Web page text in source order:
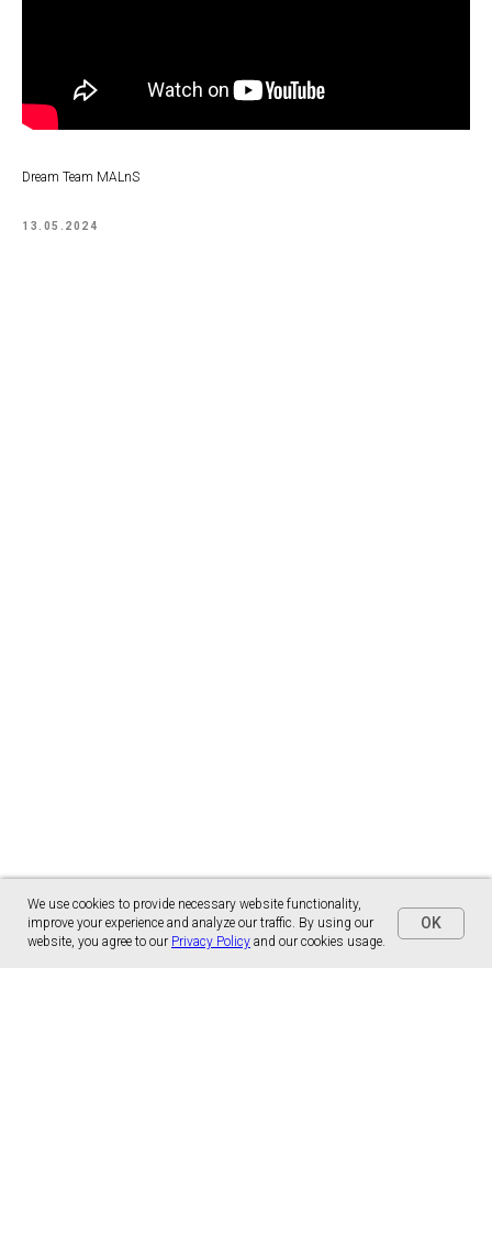
Dream Team MALnS
13.05.2024
We use cookies to provide necessary website functionality,
improve your experience and analyze our traffic. By using our
website, you agree to our Privacy Policy and our cookies usage.
OK